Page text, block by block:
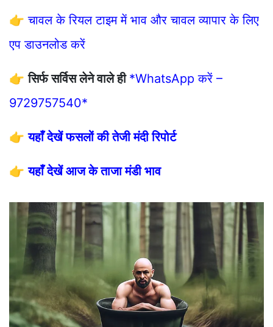
👉चावल के रियल टाइम में भाव और चावल व्यापार के लिए
एप डाउनलोड करें
👉सिर्फ सर्विस लेने वाले ही *WhatsApp करें –
9729757540*
👉यहाँ देखें फसलों की तेजी मंदी रिपोर्ट
👉यहाँ देखें आज के ताजा मंडी भाव